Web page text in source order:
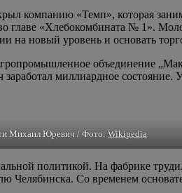
компанию «Темп», которая
главе «Хлебокомбината № 1».
на новый уровень и основать
объединение
миллиардное состояние.
Михаил Юревич / Фото: Wikipedia
политикой. На фабрике
Со временем